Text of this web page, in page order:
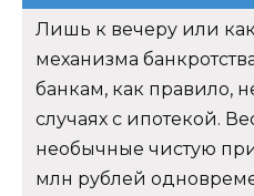
Лишь к вечеру или как
механизма
банкам, как правило,
случаях с ипотекой.
необычные чистую
млн рублей